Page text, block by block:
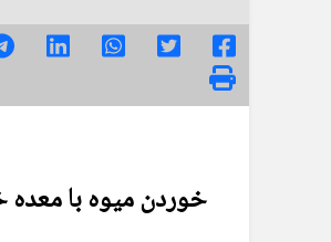
خوردن میوه با معده‌